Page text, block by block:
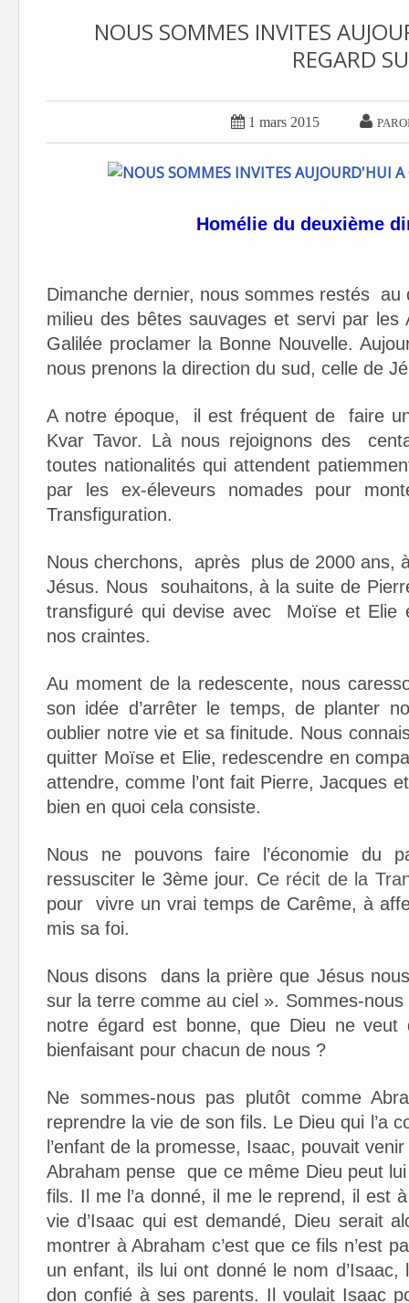
NOUS SOMMES INVITES
REGARD
 1 mars 2015 
Homélie du deuxième
Dimanche dernier, nous sommes restés
milieu des bêtes sauvages et servi par
Galilée proclamer la Bonne Nouvelle.
nous prenons la direction du sud, celle de
A notre époque, il est fréquent de faire
Kvar Tavor. Là nous rejoignons des
toutes nationalités qui attendent
par les ex-éleveurs nomades pour
Transfiguration.
Nous cherchons, après plus de 2000 ans,
Jésus. Nous souhaitons, à la suite de
transfiguré qui devise avec Moïse et Elie
nos craintes.
Au moment de la redescente, nous
son idée d’arrêter le temps, de planter
oublier notre vie et sa finitude. Nous
quitter Moïse et Elie, redescendre en
attendre, comme l’ont fait Pierre, Jacques
bien en quoi cela consiste.
Nous ne pouvons faire l’économie du
ressusciter le 3ème jour. Ce récit de la
pour vivre un vrai temps de Carême, à
mis sa foi.
Nous disons dans la prière que Jésus
sur la terre comme au ciel ». Sommes-
notre égard est bonne, que Dieu ne
bienfaisant pour chacun de nous ?
Ne sommes-nous pas plutôt comme
reprendre la vie de son fils. Le Dieu qui l’a
l’enfant de la promesse, Isaac, pouvait
Abraham pense que ce même Dieu peut
fils. Il me l’a donné, il me le reprend, il est
vie d’Isaac qui est demandé, Dieu serait
montrer à Abraham c’est que ce fils n’est
un enfant, ils lui ont donné le nom
don confié à ses parents. Il voulait Isaac